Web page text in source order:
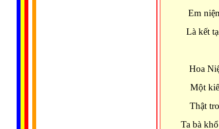
Em
Là kết
Hoa
Một
Thật
Ta bà